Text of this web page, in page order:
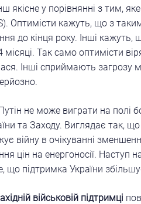
якісне у порівнянні з тим,
Оптимісти кажуть, що з
до кінця року. Інші
Так само оптимісти
Інші сприймають загрозу
не може виграти на полі
та Заходу. Виглядає так,
війну в очікуванні
цін на енергоносії. Наступ
що підтримка України
військовій підтримці